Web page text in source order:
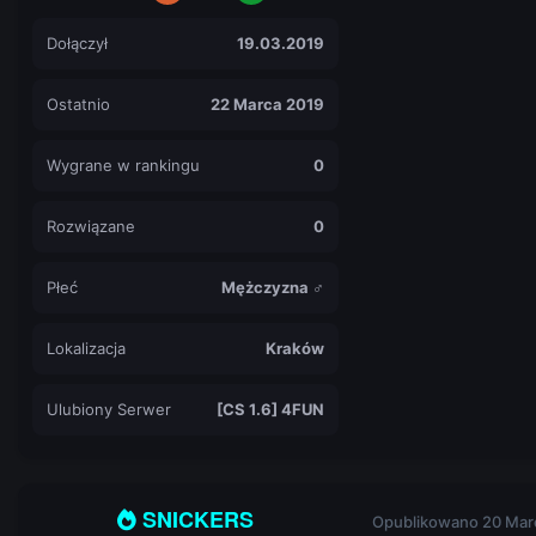
Dołączył 19.03.2019
Ostatnio 22 Marca 2019
Wygrane w rankingu 0
Rozwiązane 0
Płeć Mężczyzna ♂
Lokalizacja Kraków
Ulubiony Serwer [CS 1.6] 4FUN
SNICKERS Opublikowano 20